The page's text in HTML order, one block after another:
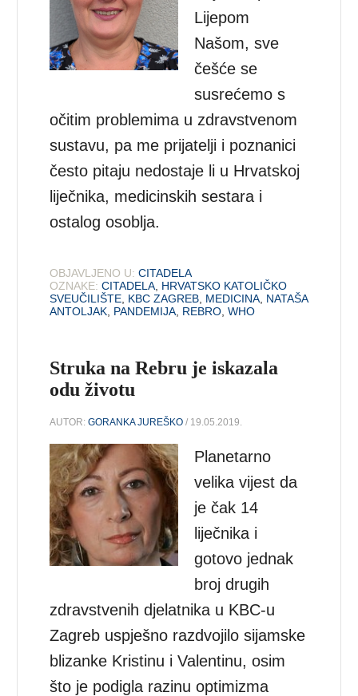
Lijepom
Našom, sve
češće se
susrećemo s
očitim problemima u zdravstvenom
sustavu, pa me prijatelji i poznanici
često pitaju nedostaje li u Hrvatskoj
liječnika, medicinskih sestara i
ostalog osoblja.
OBJAVLJENO U: CITADELA
OZNAKE: CITADELA HRVATSKO KATOLIČKO
SVEUČILIŠTE KBC ZAGREB MEDICINA NATAŠA
ANTOLJAK PANDEMIJA REBRO ,WHO
Struka na Rebru je iskazala
odu životu
AUTOR:GORANKA JUREŠKO / 19.05.2019.
Planetarno
velika vijest da
je čak 14
liječnika i
gotovo jednak
broj drugih
zdravstvenih djelatnika u KBC-u
Zagreb uspješno razdvojilo sijamske
blizanke Kristinu i Valentinu, osim
što je podigla razinu optimizma